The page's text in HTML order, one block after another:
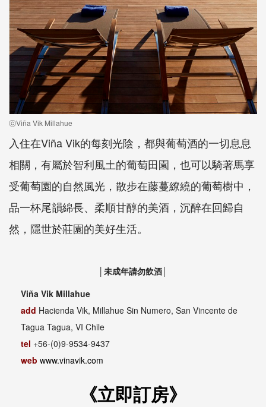
ⓒViña Vik Millahue
入住在Viña Vik的每刻光陰，都與葡萄酒的一切息息
相關，有屬於智利風土的葡萄田園，也可以騎著馬享
受葡萄園的自然風光，散步在藤蔓繚繞的葡萄樹中，
品一杯尾韻綿長、柔順甘醇的美酒，沉醉在回歸自
然，隱世於莊園的美好生活。
│未成年請勿飲酒│
Viña Vik Millahue
add Hacienda Vik, Millahue Sin Numero, San Vincente de
Tagua Tagua, VI Chile
tel +56-(0)9-9534-9437
web www.vinavik.com
《立即訂房》